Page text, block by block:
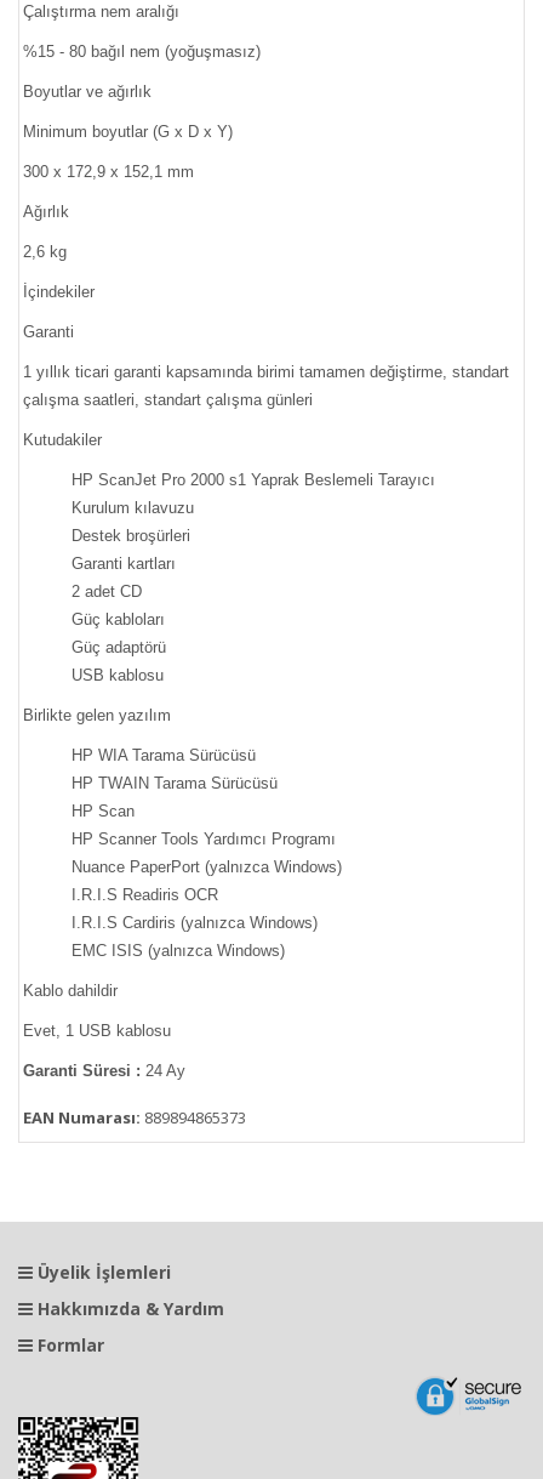
Çalıştırma nem aralığı
%15 - 80 bağıl nem (yoğuşmasız)
Boyutlar ve ağırlık
Minimum boyutlar (G x D x Y)
300 x 172,9 x 152,1 mm
Ağırlık
2,6 kg
İçindekiler
Garanti
1 yıllık ticari garanti kapsamında birimi tamamen değiştirme, standart
çalışma saatleri, standart çalışma günleri
Kutudakiler
HP ScanJet Pro 2000 s1 Yaprak Beslemeli Tarayıcı
Kurulum kılavuzu
Destek broşürleri
Garanti kartları
2 adet CD
Güç kabloları
Güç adaptörü
USB kablosu
Birlikte gelen yazılım
HP WIA Tarama Sürücüsü
HP TWAIN Tarama Sürücüsü
HP Scan
HP Scanner Tools Yardımcı Programı
Nuance PaperPort (yalnızca Windows)
I.R.I.S Readiris OCR
I.R.I.S Cardiris (yalnızca Windows)
EMC ISIS (yalnızca Windows)
Kablo dahildir
Evet, 1 USB kablosu
Garanti Süresi : 24 Ay
EAN Numarası: 889894865373
Üyelik İşlemleri
Hakkımızda & Yardım
Formlar